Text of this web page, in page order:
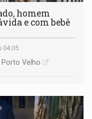
homem
e com bebê
04:05
Velho